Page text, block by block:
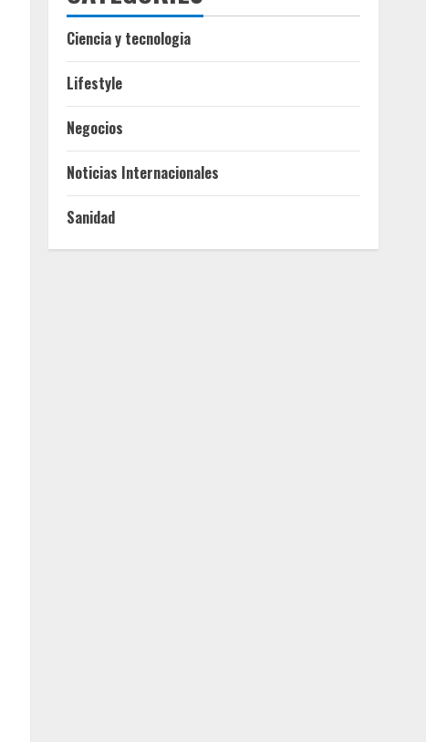
Ciencia y tecnologia
Lifestyle
Negocios
Noticias Internacionales
Sanidad